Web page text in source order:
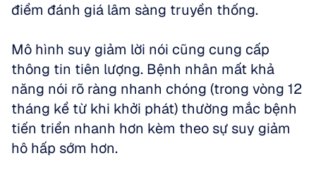
điểm đánh giá lâm sàng truyền thống.
Mô hình suy giảm lời nói cũng cung cấp
thông tin tiên lượng. Bệnh nhân mất khả
năng nói rõ ràng nhanh chóng (trong vòng 12
tháng kể từ khi khởi phát) thường mắc bệnh
tiến triển nhanh hơn kèm theo sự suy giảm
hô hấp sớm hơn.